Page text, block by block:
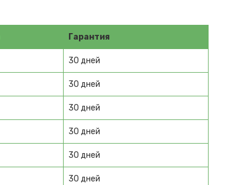
Гарантия
30 дней
30 дней
30 дней
30 дней
30 дней
30 дней